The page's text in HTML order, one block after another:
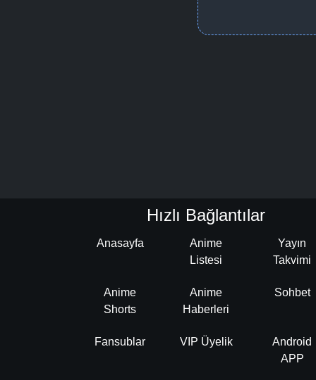
Hızlı Bağlantılar
Anasayfa
Anime
Listesi
Yayın
Takvimi
Anime
Shorts
Anime
Haberleri
Sohbet
Fansublar VIP Üyelik
Android
APP